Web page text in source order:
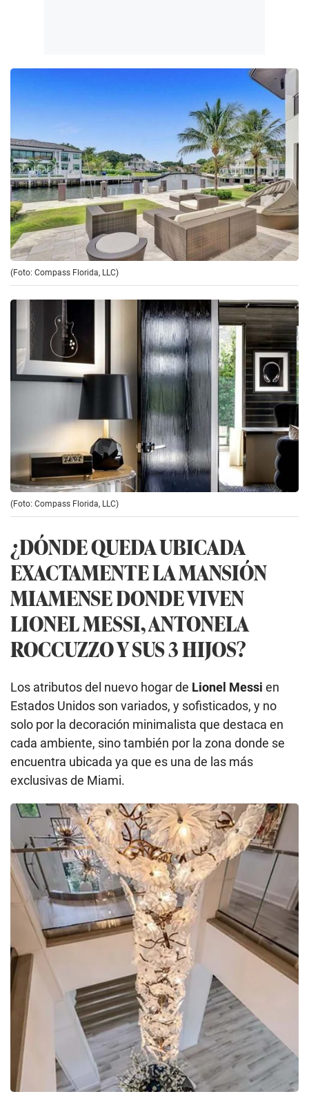
(Foto: Compass Florida, LLC)
(Foto: Compass Florida, LLC)
¿DÓNDE QUEDA UBICADA
EXACTAMENTE LA MANSIÓN
MIAMENSE DONDE VIVEN
LIONEL MESSI, ANTONELA
ROCCUZZO Y SUS 3 HIJOS?
Los atributos del nuevo hogar de Lionel Messi en
Estados Unidos son variados, y sofisticados, y no
solo por la decoración minimalista que destaca en
cada ambiente, sino también por la zona donde se
encuentra ubicada ya que es una de las más
exclusivas de Miami.